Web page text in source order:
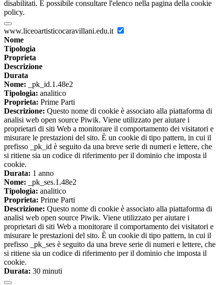
disabilitati. È possibile consultare l'elenco nella pagina della cookie
policy.
www.liceoartisticocaravillani.edu.it
Nome
Tipologia
Proprieta
Descrizione
Durata
Nome: _pk_id.1.48e2
Tipologia: analitico
Proprieta: Prime Parti
Descrizione: Questo nome di cookie è associato alla piattaforma di
analisi web open source Piwik. Viene utilizzato per aiutare i
proprietari di siti Web a monitorare il comportamento dei visitatori e
misurare le prestazioni del sito. È un cookie di tipo pattern, in cui il
prefisso _pk_id è seguito da una breve serie di numeri e lettere, che
si ritiene sia un codice di riferimento per il dominio che imposta il
cookie.
Durata: 1 anno
Nome: _pk_ses.1.48e2
Tipologia: analitico
Proprieta: Prime Parti
Descrizione: Questo nome di cookie è associato alla piattaforma di
analisi web open source Piwik. Viene utilizzato per aiutare i
proprietari di siti Web a monitorare il comportamento dei visitatori e
misurare le prestazioni del sito. È un cookie di tipo pattern, in cui il
prefisso _pk_ses è seguito da una breve serie di numeri e lettere, che
si ritiene sia un codice di riferimento per il dominio che imposta il
cookie.
Durata: 30 minuti